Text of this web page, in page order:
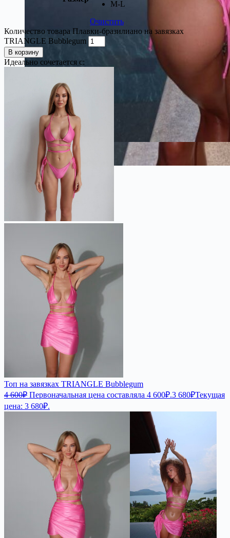
М-L
Очистить
Количество товара Плавки-бразилиано на завязках
TRIANGLE Bubblegum
В корзину
Идеально сочетается с:
Топ на завязках TRIANGLE Bubblegum
4 600₽ Первоначальная цена составляла 4 600₽.3 680₽Текущая
цена: 3 680₽.